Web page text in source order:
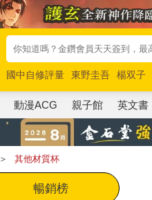
國中自修評量 東野圭吾 楊双子
唯紅花綻放
奧德賽 路邊攤新作
動漫ACG 親子館 英文書
＞ 其他材質杯
暢銷榜